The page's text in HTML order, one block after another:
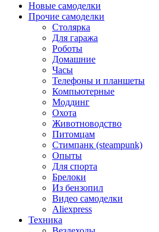
Новые самоделки
Прочие самоделки
Столярка
Для гаража
Роботы
Домашние
Часы
Телефоны и планшеты
Компьютерные
Моддинг
Охота
Животноводство
Питомцам
Стимпанк (steampunk)
Опыты
Для спорта
Брелоки
Из бензопил
Видео самоделки
Aliexpress
Техника